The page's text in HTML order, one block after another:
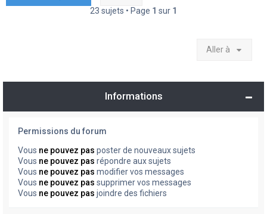
23 sujets • Page 1 sur 1
Aller à
Informations
Permissions du forum
Vous ne pouvez pas poster de nouveaux sujets
Vous ne pouvez pas répondre aux sujets
Vous ne pouvez pas modifier vos messages
Vous ne pouvez pas supprimer vos messages
Vous ne pouvez pas joindre des fichiers